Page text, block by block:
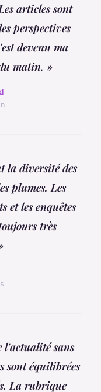
articles sont
perspectives
devenu ma
matin. »
la diversité des
plumes. Les
et les enquêtes
très
sans
sont équilibrées
La rubrique